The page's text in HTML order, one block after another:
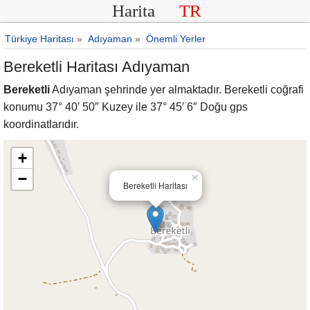
Harita TR
Türkiye Haritası » Adıyaman » Önemli Yerler
Bereketli Haritası Adıyaman
BereketliAdıyaman şehrinde yer almaktadır. Bereketli coğrafi
konumu 37° 40′ 50″ Kuzey ile 37° 45′ 6″ Doğu gps
koordinatlarıdır.
Bereketli Haritası
×
+
−